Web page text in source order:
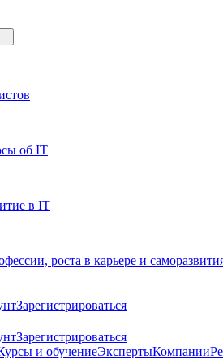
об IT
в IT
роста в карьере и
Зарегистрироваться
Зарегистрироваться
и обучениеЭкспертыКомпании